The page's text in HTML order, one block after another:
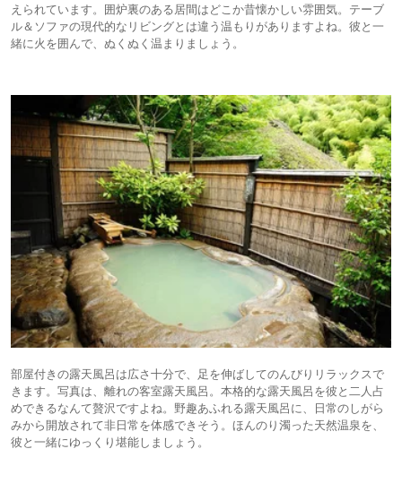
えられています。囲炉裏のある居間はどこか昔懐かしい雰囲気。テーブ
ル＆ソファの現代的なリビングとは違う温もりがありますよね。彼と一
緒に火を囲んで、ぬくぬく温まりましょう。
部屋付きの露天風呂は広さ十分で、足を伸ばしてのんびりリラックスで
きます。写真は、離れの客室露天風呂。本格的な露天風呂を彼と二人占
めできるなんて贅沢ですよね。野趣あふれる露天風呂に、日常のしがら
みから開放されて非日常を体感できそう。ほんのり濁った天然温泉を、
彼と一緒にゆっくり堪能しましょう。